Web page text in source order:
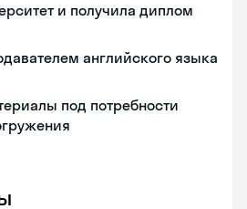
и получила диплом
английского языка
под потребности